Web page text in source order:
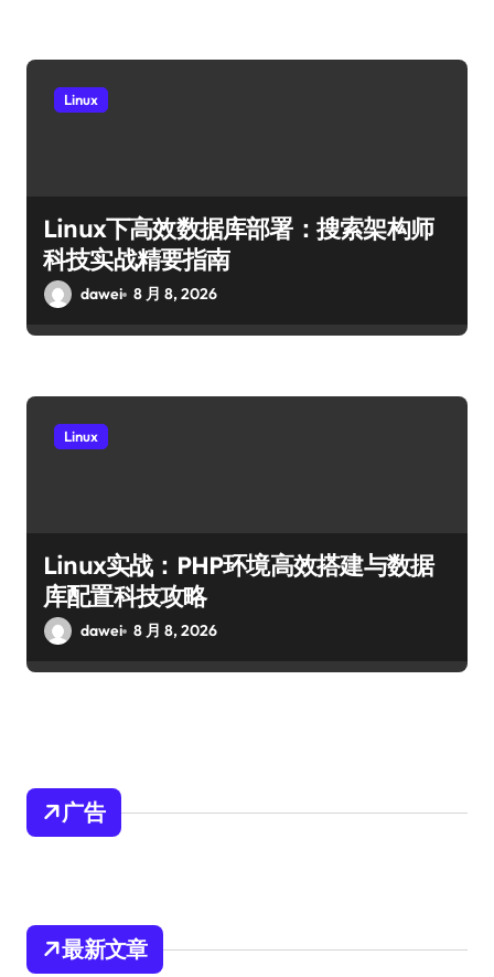
Linux
Linux下高效数据库部署：搜索架构师
科技实战精要指南
dawei 8 月 8, 2026
Linux
Linux实战：PHP环境高效搭建与数据
库配置科技攻略
dawei 8 月 8, 2026
广告
最新文章